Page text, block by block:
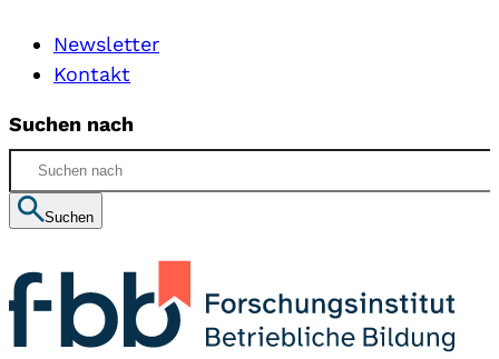
Newsletter
Kontakt
Suchen nach
Suchen